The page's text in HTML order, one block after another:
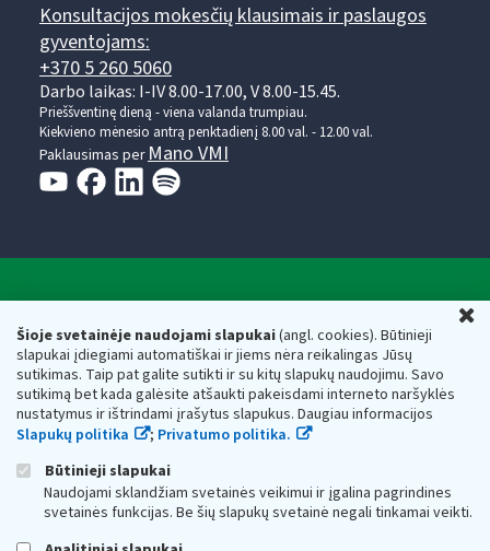
Šioje svetainėje naudojami slapukai(angl. cookies). Būtinieji
slapukai įdiegiami automatiškai ir jiems nėra reikalingas Jūsų
sutikimas. Taip pat galite sutikti ir su kitų slapukų naudojimu. Savo
sutikimą bet kada galėsite atšaukti pakeisdami interneto naršyklės
nustatymus ir ištrindami įrašytus slapukus. Daugiau informacijos
Slapukų politika
; Privatumo politika.
Būtinieji slapukai
Naudojami sklandžiam svetainės veikimui ir įgalina pagrindines
svetainės funkcijas. Be šių slapukų svetainė negali tinkamai veikti.
Konsultacijos mokesčių klausimais ir paslaugos
gyventojams:
+370 5 260 5060
Darbo laikas: I-IV 8.00-17.00, V 8.00-15.45.
Prieššventinę dieną - viena valanda trumpiau.
Kiekvieno mėnesio antrą penktadienį 8.00 val. - 12.00 val.
Paklausimas per Mano VMI
Respublikos finansų ministerijos
Biudžetinė įstaiga. Juridinio asmens kodas — 188659752,
adresas: Vasario 16-osios g. 14, 01107 Vilnius, Lietuva, el.paštas:
vmi@vmi.lt, E. pristatymo dėžutės adresas 188659752
Duomenys apie Valstybinę mokesčių inspekciją prie Lietuvos
Respublikos finansų ministerijos kaupiami ir saugomi Juridinių